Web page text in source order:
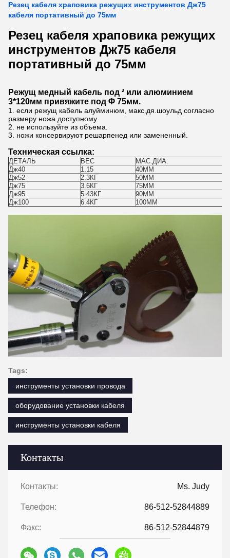
Контакты
Контакты: Ms. Judy
Телефон: 86-512-52844889
Факс: 86-512-52844879
Резец кабеля храповика режущих инструментов Дж75
кабеля портативный до 75мм
Резец кабеля храповика режущих
инструментов Дж75 кабеля
портативный до 75мм
Режущ медный кабель под ² или алюминием
3*120мм привяжите под Φ 75мм.
1. если режущ кабель алуйминюм, макс.дя.шоульд согласно
размеру ножа доступному.
2. не используйте из объема.
3. ножи консервируют решарпенед или замененный.
Техническая ссылка:
ДЕТАЛЬ ВЕС МАС.ДИА.
Дж40
1,15 40ММ
Дж52
2.3КГ 50ММ
Дж75
3.6КГ 75ММ
Дж95
5.43КГ 90ММ
Дж100
6.4КГ 100ММ
Tags:
инструменты установки провода
оборудование установки кабеля
инструменты установки кабеля